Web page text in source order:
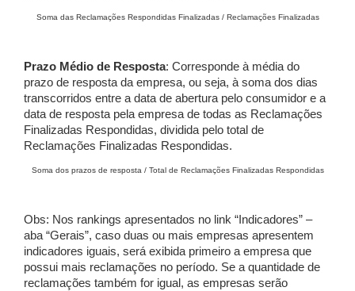
Soma das Reclamações Respondidas Finalizadas / Reclamações Finalizadas
Prazo Médio de Resposta: Corresponde à média do
prazo de resposta da empresa, ou seja, à soma dos dias
transcorridos entre a data de abertura pelo consumidor e a
data de resposta pela empresa de todas as Reclamações
Finalizadas Respondidas, dividida pelo total de
Reclamações Finalizadas Respondidas.
Soma dos prazos de resposta / Total de Reclamações Finalizadas Respondidas
Obs: Nos rankings apresentados no link “Indicadores” –
aba “Gerais”, caso duas ou mais empresas apresentem
indicadores iguais, será exibida primeiro a empresa que
possui mais reclamações no período. Se a quantidade de
reclamações também for igual, as empresas serão